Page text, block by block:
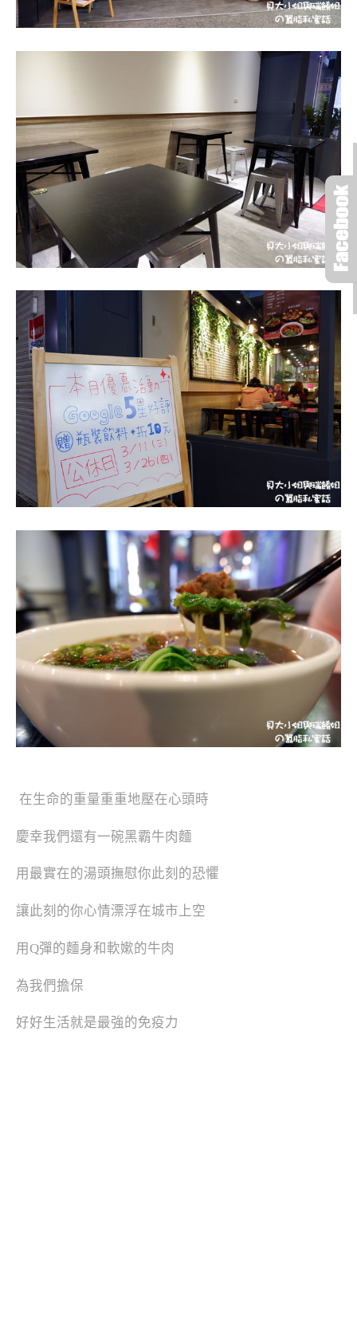
在生命的重量重重地壓在心頭時
慶幸我們還有一碗黑霸牛肉麵
用最實在的湯頭撫慰你此刻的恐懼
讓此刻的你心情漂浮在城市上空
用Q彈的麵身和軟嫰的牛肉
為我們擔保
好好生活就是最強的免疫力